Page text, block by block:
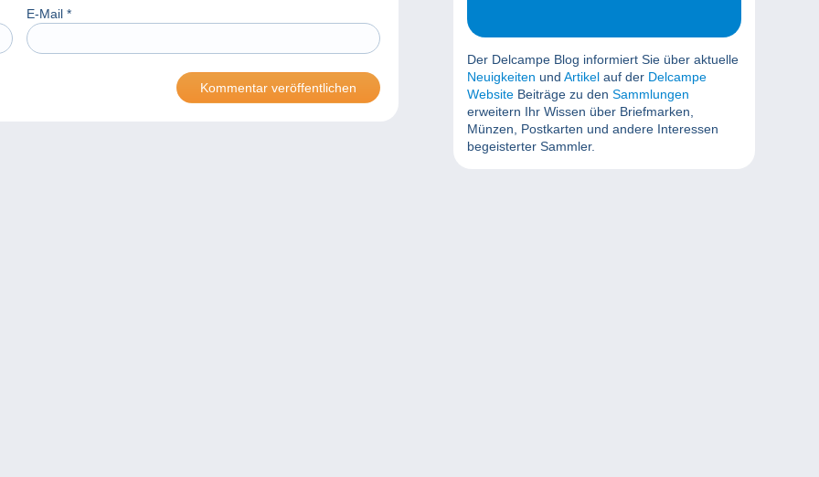
E-Mail *
Der Delcampe Blog informiert Sie über aktuelle
Neuigkeiten und Artikel auf der Delcampe
Website Beiträge zu den Sammlungen
erweitern Ihr Wissen über Briefmarken,
Münzen, Postkarten und andere Interessen
begeisterter Sammler.